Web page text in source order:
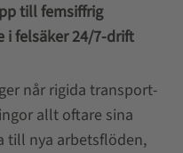
till femsiffrig
felsäker 24/7‑drift
når rigida transport-
allt oftare sina
till nya arbetsflöden,